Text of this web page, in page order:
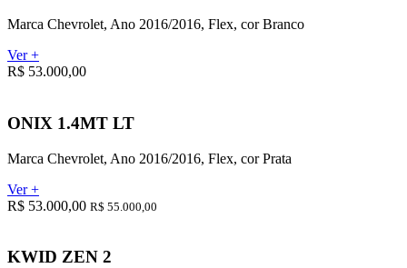
Marca Chevrolet, Ano 2016/2016, Flex, cor Branco
Ver +
R$ 53.000,00
ONIX 1.4MT LT
Marca Chevrolet, Ano 2016/2016, Flex, cor Prata
Ver +
R$ 53.000,00 R$ 55.000,00
KWID ZEN 2